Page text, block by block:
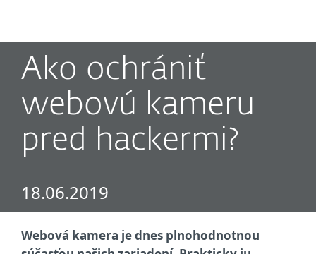
Ako ochrániť
webovú kameru
pred hackermi?
18.06.2019
Webová kamera je dnes plnohodnotnou